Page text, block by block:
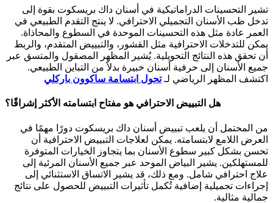
تشير التحسينات الدراماتيكية في أسنان داك بريسكوت بقوة إلى
تدخل طب الأسنان التجميلي الاحترافي. لا ينتج التقدم الطبيعي في
العمر عادة مثل هذه التحسينات الموحدة في السطوع والمحاذاة.
يمكن للتدخلات الاحترافية مثل القشور، والتبييض المتقدم، والربط
أن تحقق هذه النتائج التحويلية. يُشير المظهر المصقول والمتسق عبر
جميع الأسنان إلى حرفية أسنان خبيرة بدلاً من التباين الطبيعي.
اكتشف المظهر الرياضي لـتحول ابتسامة ساكوون باركلي
هل التبييض الاحترافي هو مفتاح ابتسامته الأكثر إشراقًا؟
من المحتمل أن يلعب تبييض أسنان داك بريسكوت دورًا مهمًا في
العرض اللامع لابتسامته. يمكن لعلاجات التبييض الاحترافية أن
تحسن بشكل كبير سطوع الأسنان بما يتجاوز الخيارات المتوفرة
للمستهلكين. يشير البياض الموحد عبر جميع الأسنان المرئية إلى
علاج احترافي شامل. ومع ذلك، قد يشير الاتساق الاستثنائي إلى
إجراءات تجميلية إضافية تُكمل تأثيرات التبييض للحصول على نتائج
جمالية مثالية.